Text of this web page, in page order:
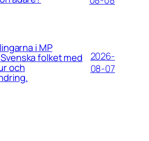
i MP
folket med
och
2026-
08-07